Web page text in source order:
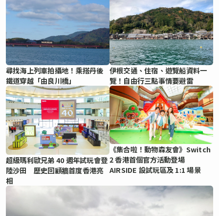
尋找海上列車拍攝地！乘搭丹後
鐵道穿越「由良川橋」
伊根交通、住宿、遊覽船資料一
覽！自由行三點事情要避雷
超級瑪利歐兄弟 40 週年試玩會登
陸沙田 歷史回顧牆首度香港亮
相
《集合啦！動物森友會》Switch
2 香港首個官方活動登場
AIRSIDE 設試玩區及 1:1 場景